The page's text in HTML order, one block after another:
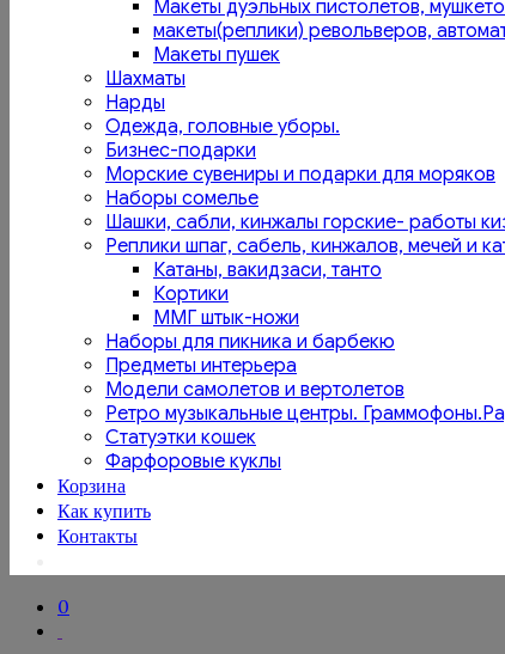
Макеты дуэльных пистолетов,
макеты(реплики) револьверов,
Макеты пушек
Шахматы
Нарды
Одежда, головные уборы.
Бизнес-подарки
Морские сувениры и подарки для моряков
Наборы сомелье
Шашки, сабли, кинжалы горские- работы
Реплики шпаг, сабель, кинжалов, мечей и
Катаны, вакидзаси, танто
Кортики
ММГ штык-ножи
Наборы для пикника и барбекю
Предметы интерьера
Модели самолетов и вертолетов
Ретро музыкальные центры.
Статуэтки кошек
Фарфоровые куклы
Корзина
Как купить
Контакты
0